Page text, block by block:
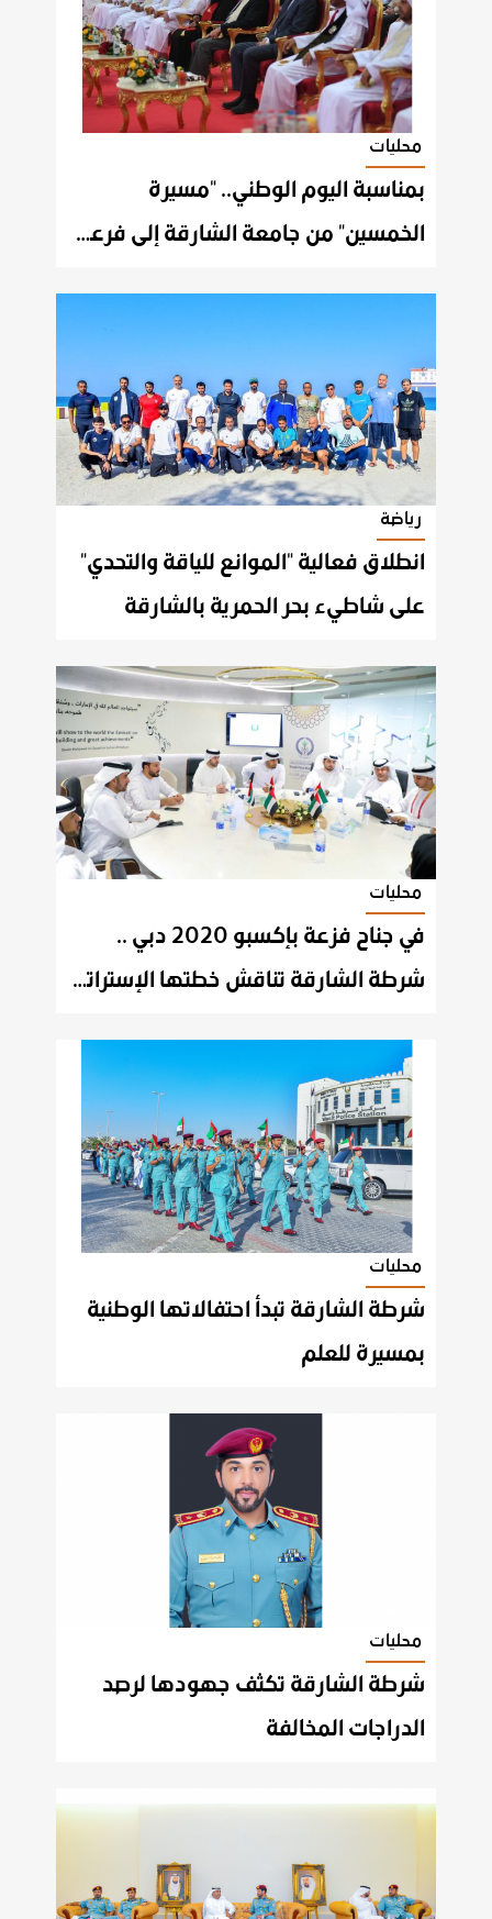
محليات
بمناسبة اليوم الوطني.. "مسيرة
الخمسين" من جامعة الشارقة إلى فرعها في خورفكان
رياضة
انطلاق فعالية "الموانع للياقة والتحدي"
على شاطيء بحر الحمرية بالشارقة
محليات
في جناح فزعة بإكسبو 2020 دبي ..
شرطة الشارقة تناقش خطتها الإستراتيجية للعام 2022
محليات
شرطة الشارقة تبدأ احتفالاتها الوطنية
بمسيرة للعلم
محليات
شرطة الشارقة تكثف جهودها لرصد
الدراجات المخالفة